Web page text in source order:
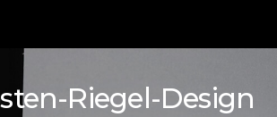
Riegel-Design